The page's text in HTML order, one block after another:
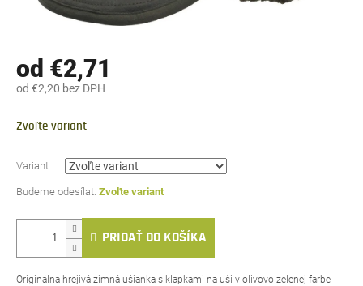
od €2,71
od €2,20 bez DPH
cena:
Zvoľte variant
Variant
Zvoľte variant
PRIDAŤ DO KOŠÍKA
Originálna hrejivá zimná ušianka s klapkami na uši v olivovo zelenej farbe